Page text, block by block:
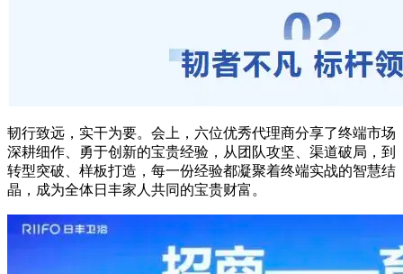
韧行致远，实干为要。会上，六位优秀代理商分享了终端市场
深耕细作、勇于创新的宝贵经验，从团队攻坚、渠道破局，到
转型突破、样板打造，每一份经验都凝聚着终端实战的智慧结
晶，成为全体日丰家人共同的宝贵财富。